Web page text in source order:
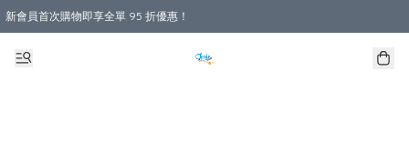
新會員首次購物即享全單 95 折優惠！
購物滿 HKD 800.00即享免運費優惠！（適用於 本地送貨、本地取貨 )